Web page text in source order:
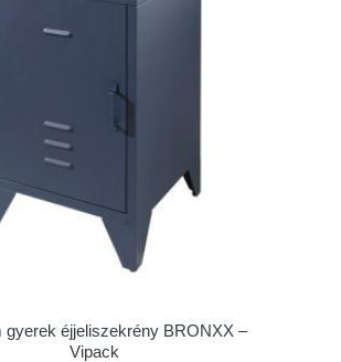
gyerek éjjeliszekrény BRONXX –
Vipack